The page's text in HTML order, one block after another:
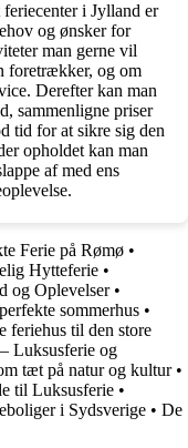
i Jylland er
og ønsker for
man gerne vil
foretrækker, og om
Derefter kan man
sammenligne priser
tid for at sikre sig den
opholdet kan man
af med ens
Ferie på Rømø •
Hytteferie •
og Oplevelser•
sommerhus •
feriehus til den store
Luksusferie og
tæt på natur og kultur•
til Luksusferie •
i Sydsverige • De